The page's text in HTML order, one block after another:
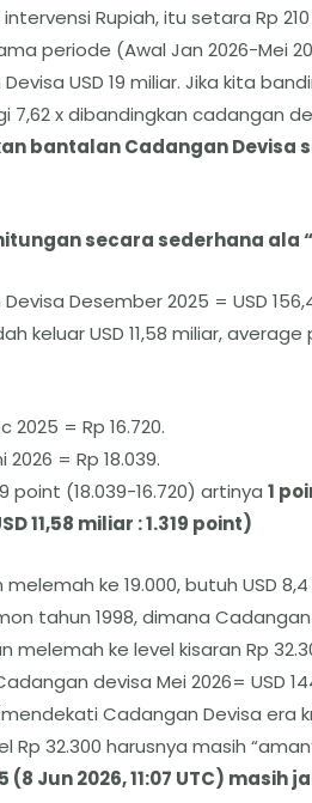
Rupiah, itu setara Rp
periode (Awal Jan 2026-Mei
USD 19 miliar. Jika kita
7,62 x dibandingkan cadangan
bantalan Cadangan Devisa
secara sederhana ala
Desember 2025 = USD
keluar USD 11,58 miliar, average
2025 = Rp 16.720.
2026 = Rp 18.039.
point (18.039-16.720) artinya 1
11,58 miliar : 1.319 point)
melemah ke 19.000, butuh USD
tahun 1998, dimana Cadangan
melemah ke level kisaran Rp
devisa Mei 2026= USD
Cadangan Devisa era
Rp 32.300 harusnya masih
(8 Jun 2026, 11:07 UTC) masih